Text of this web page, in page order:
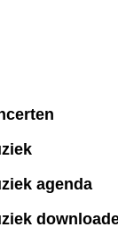
agenda